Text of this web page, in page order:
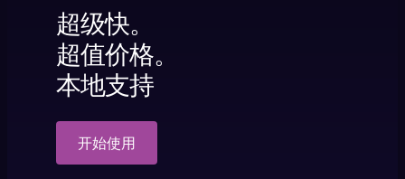
超级快。
超值价格。
本地支持
开始使用